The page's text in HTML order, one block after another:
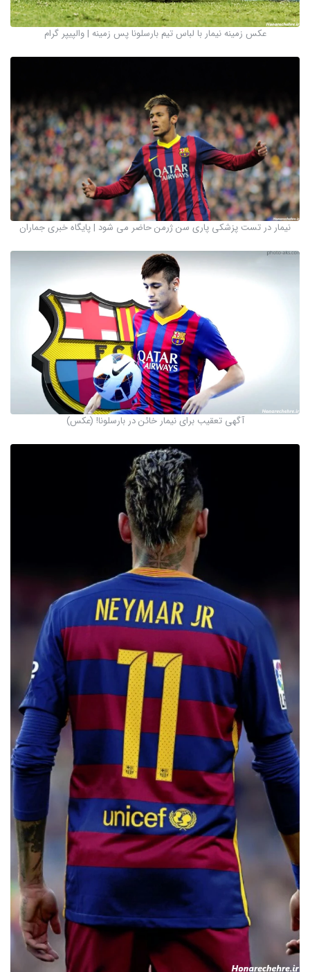
عکس زمینه نیمار با لباس تیم بارسلونا پس زمینه | والپیپر گرام
نیمار در تست پزشکی پاری سن ژرمن حاضر می شود | پایگاه خبری جماران
آگهی تعقیب برای نیمار خائن در بارسلونا! (عکس)